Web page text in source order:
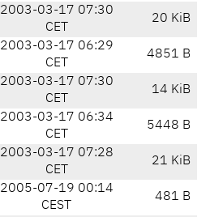
2003-03-17 07:30
CET
20 KiB
2003-03-17 06:29
CET
4851 B
2003-03-17 07:30
CET
14 KiB
2003-03-17 06:34
CET
5448 B
2003-03-17 07:28
CET
21 KiB
2005-07-19 00:14
CEST
481 B